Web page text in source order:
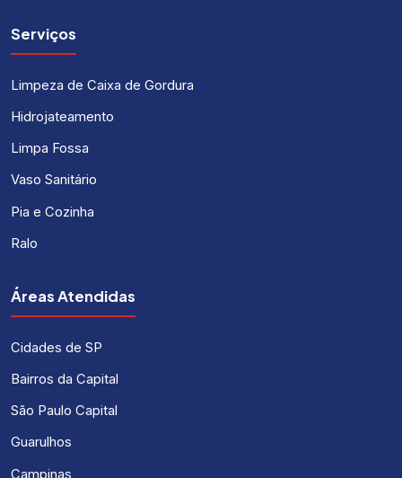
Serviços
Limpeza de Caixa de Gordura
Hidrojateamento
Limpa Fossa
Vaso Sanitário
Pia e Cozinha
Ralo
Áreas Atendidas
Cidades de SP
Bairros da Capital
São Paulo Capital
Guarulhos
Campinas